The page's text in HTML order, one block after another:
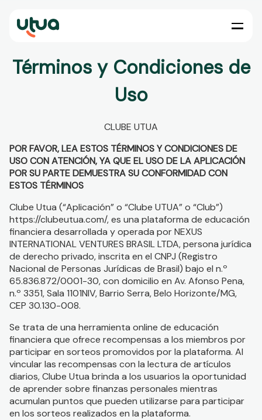
Términos y Condiciones de
Uso
CLUBE UTUA
POR FAVOR, LEA ESTOS TÉRMINOS Y CONDICIONES DE
USO CON ATENCIÓN, YA QUE EL USO DE LA APLICACIÓN
POR SU PARTE DEMUESTRA SU CONFORMIDAD CON
ESTOS TÉRMINOS
Clube Utua (“Aplicación” o “Clube UTUA” o “Club”)
https://clubeutua.com/, es una plataforma de educación
financiera desarrollada y operada por NEXUS
INTERNATIONAL VENTURES BRASIL LTDA, persona jurídica
de derecho privado, inscrita en el CNPJ (Registro
Nacional de Personas Jurídicas de Brasil) bajo el n.º
65.836.872/0001-30, con domicilio en Av. Afonso Pena,
n.º 3351, Sala 1101NIV, Barrio Serra, Belo Horizonte/MG,
CEP 30.130-008.
Se trata de una herramienta online de educación
financiera que ofrece recompensas a los miembros por
participar en sorteos promovidos por la plataforma. Al
vincular las recompensas con la lectura de artículos
diarios, Clube Utua brinda a los usuarios la oportunidad
de aprender sobre finanzas personales mientras
acumulan puntos que pueden utilizarse para participar
en los sorteos realizados en la plataforma.